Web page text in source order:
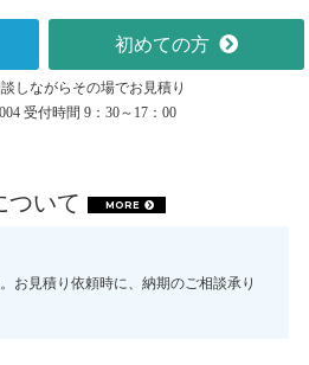
初めての方
しながらその場でお見積り
受付時間 9：30～17：00
ついて MORE
お見積り依頼時に、納期のご相談承り